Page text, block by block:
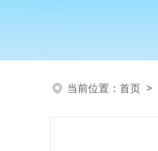
当前位置： 首页 >